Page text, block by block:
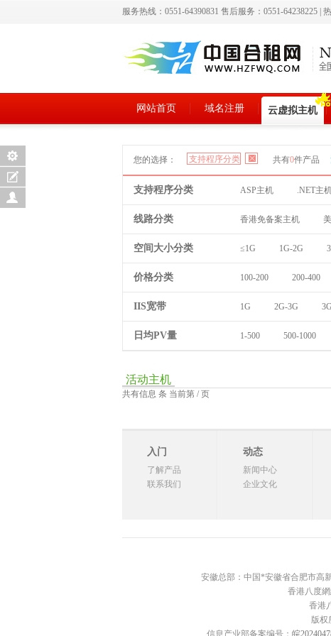
服务热线：0551-64390831 售后服务：0551-64238225
网站首页 域名注册 云虚拟主机
您的选择： 支持程序分类 共有0件产品
支持程序分类 ASP主机 .NET主
线路分类 香港免备案主机
空间大小分类 ≤1G 1G-2G
价格分类 100-200 200-400
IIS宽带 1G 2G-3G
日均PV量 1-500 500-1000
活动主机
共有信息 条 当前第 / 页
入门
了解产品
联系我们
动态
新闻中心
企业文化
安徽总部：中国*安徽省合肥市高
香港八度
香港
版
信息产业部备案编号： 皖